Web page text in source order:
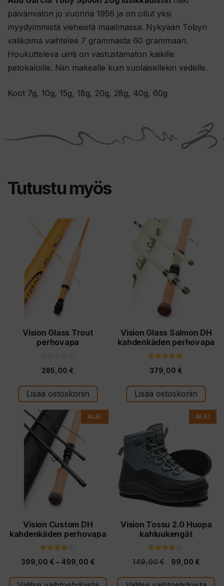
päivänvalon jo vuonna 1956 ja on ollut yksi
myydyimmistä vieheistä maailmassa. Nykyään Tobyn
valikoima vaihtelee 7 grammasta 60 grammaan.
Houkutteleva uinti on vastustamaton kaikille
petokaloille. Niin makealle kuin suolaisellekin vedelle.
Koot 7g, 10g, 15g, 18g, 20g, 28g, 40g, 60g
Tutustu myös
Vision Glass Trout
perhovapa
5
s
t
ä
285,00 €
Lisää ostoskoriin
Vision Glass Salmon DH
kahdenkäden perhovapa
5:stä
379,00 €
Lisää ostoskoriin
ALE!
Vision Custom DH
kahdenkäden perhovapa
5:stä
399,00 € – 499,00 €Hintaluokka:
399,00 €
tuotteella
muunnelma.
tehdä
tuotteen
sivulla.
ALE!
Vision Tossu 2.0 Huopa
kahluukengät
5:stä
149,00€
Alkuperäinen
hinta
99,00 €
hinta
tuotteella
useampi
muunnelma.
Voit
tehdä
tuotteen
sivulla.